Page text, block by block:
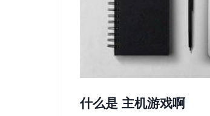
什么是 主机游戏啊